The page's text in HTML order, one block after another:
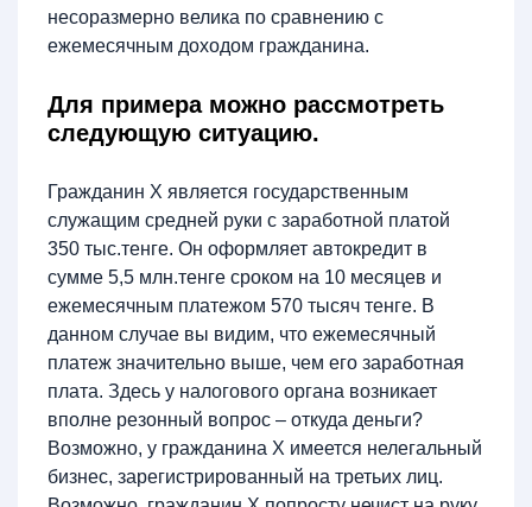
несоразмерно велика по сравнению с
ежемесячным доходом гражданина.
Для примера можно рассмотреть
следующую ситуацию.
Гражданин Х является государственным
служащим средней руки с заработной платой
350 тыс.тенге. Он оформляет автокредит в
сумме 5,5 млн.тенге сроком на 10 месяцев и
ежемесячным платежом 570 тысяч тенге. В
данном случае вы видим, что ежемесячный
платеж значительно выше, чем его заработная
плата. Здесь у налогового органа возникает
вполне резонный вопрос – откуда деньги?
Возможно, у гражданина Х имеется нелегальный
бизнес, зарегистрированный на третьих лиц.